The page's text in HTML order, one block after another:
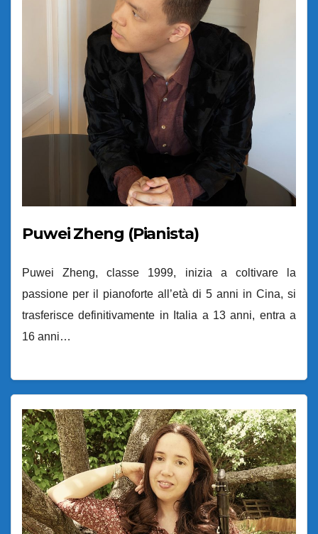
Puwei Zheng (Pianista)
Puwei Zheng, classe 1999, inizia a coltivare la
passione per il pianoforte all’età di 5 anni in Cina, si
trasferisce definitivamente in Italia a 13 anni, entra a
16 anni…